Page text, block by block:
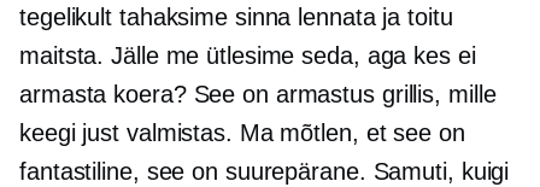
tegelikult tahaksime sinna lennata ja toitu
maitsta. Jälle me ütlesime seda, aga kes ei
armasta koera? See on armastus grillis, mille
keegi just valmistas. Ma mõtlen, et see on
fantastiline, see on suurepärane. Samuti, kuigi